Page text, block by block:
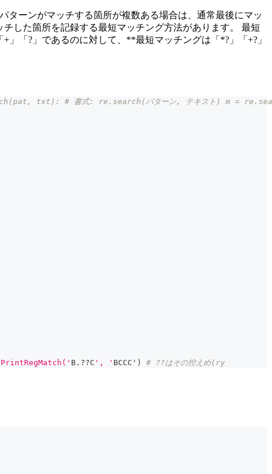
ターンがマッチする箇所が複数ある場合は、通常最後にマッ
した箇所を記録する最短マッチング方法があります。 最短
」「?」であるのに対して、**最短マッチングは「*?」「+?」
txt): # 書式: re.search(パターン, テキスト
PrintRegMatch(' B . ??C ', ' BCCC' ) # ??はその控えめ(ry